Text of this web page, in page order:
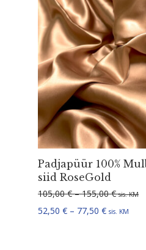
Padjapüür 100%
siid RoseGold
105,00€ – 155,00€ sis. KM
52,50 € – 77,50 € sis. KM